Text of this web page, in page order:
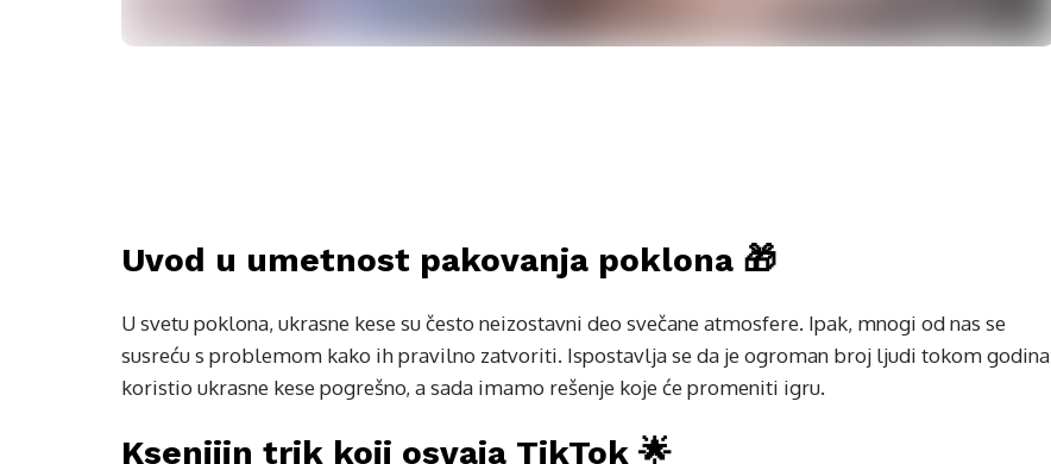
Uvod u umetnost pakovanja poklona 🎁
U svetu poklona, ukrasne kese su često neizostavni deo svečane atmosfere. Ipak, mnogi od nas se
susreću s problemom kako ih pravilno zatvoriti. Ispostavlja se da je ogroman broj ljudi tokom godina
koristio ukrasne kese pogrešno, a sada imamo rešenje koje će promeniti igru.
Ksenijin trik koji osvaja TikTok 🌟